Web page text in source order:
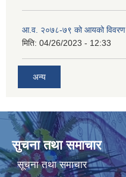
आ.व. २०७८-७९ को आयको विवरण
मिति: 04/26/2023 - 12:33
अन्य
सुचना तथा समाचार
सूचना तथा समाचार